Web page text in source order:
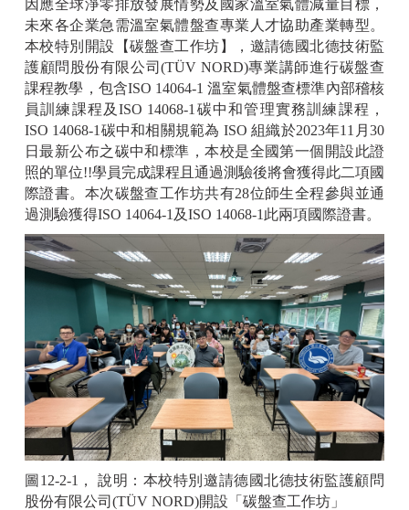
因應全球淨零排放發展情勢及國家溫室氣體減量目標，
未來各企業急需溫室氣體盤查專業人才協助產業轉型。
本校特別開設【碳盤查工作坊】，邀請德國北德技術監
護顧問股份有限公司(TÜV NORD)專業講師進行碳盤查
課程教學，包含ISO 14064-1 溫室氣體盤查標準內部稽核
員訓練課程及ISO 14068-1碳中和管理實務訓練課程，
ISO 14068-1碳中和相關規範為 ISO 組織於2023年11月30
日最新公布之碳中和標準，本校是全國第一個開設此證
照的單位!!學員完成課程且通過測驗後將會獲得此二項國
際證書。本次碳盤查工作坊共有28位師生全程參與並通
過測驗獲得ISO 14064-1及ISO 14068-1此兩項國際證書。
圖12-2-1， 說明：本校特別邀請德國北德技術監護顧問
股份有限公司(TÜV NORD)開設「碳盤查工作坊」